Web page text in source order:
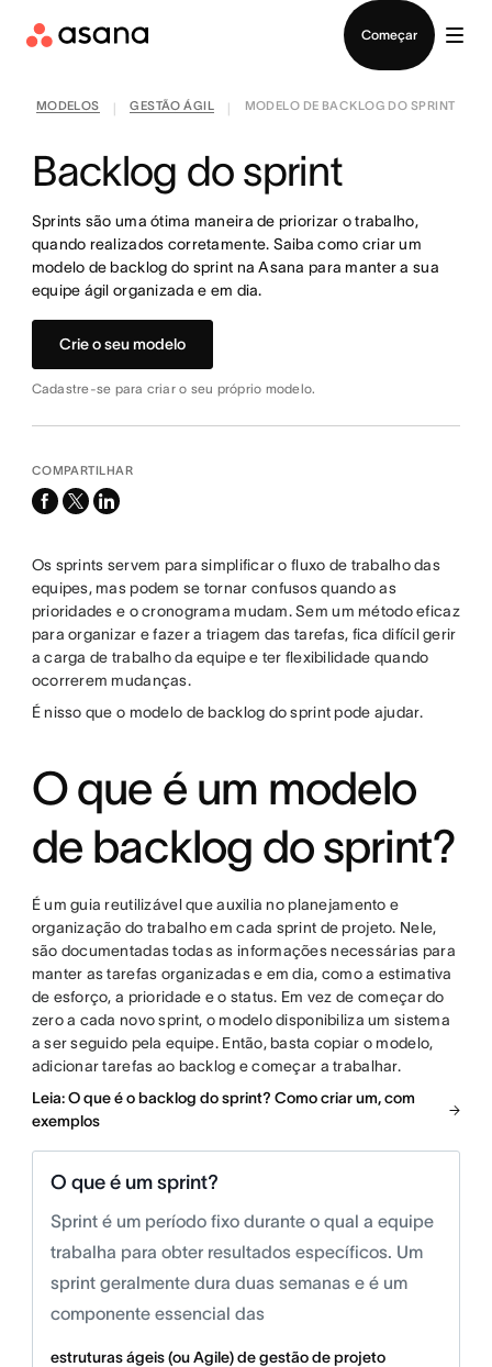
Começar
MODELOS GESTÃO ÁGIL MODELO DE BACKLOG DO SPRINT
Backlog do sprint
Sprints são uma ótima maneira de priorizar o trabalho,
quando realizados corretamente. Saiba como criar um
modelo de backlog do sprint na Asana para manter a sua
equipe ágil organizada e em dia.
Crie o seu modelo
Cadastre-se para criar o seu próprio modelo.
COMPARTILHAR
facebook
x-
linkedin
Os sprints servem para simplificar o fluxo de trabalho das
equipes, mas podem se tornar confusos quando as
prioridades e o cronograma mudam. Sem um método eficaz
para organizar e fazer a triagem das tarefas, fica difícil gerir
a carga de trabalho da equipe e ter flexibilidade quando
ocorrerem mudanças.
É nisso que o modelo de backlog do sprint pode ajudar.
O que é um modelo
de backlog do sprint?
É um guia reutilizável que auxilia no planejamento e
organização do trabalho em cada sprint de projeto. Nele,
são documentadas todas as informações necessárias para
manter as tarefas organizadas e em dia, como a estimativa
de esforço, a prioridade e o status. Em vez de começar do
zero a cada novo sprint, o modelo disponibiliza um sistema
a ser seguido pela equipe. Então, basta copiar o modelo,
adicionar tarefas ao backlog e começar a trabalhar.
Leia: O que é o backlog do sprint? Como criar um, com
exemplos
O que é um sprint?
Sprint é um período fixo durante o qual a equipe
trabalha para obter resultados específicos. Um
sprint geralmente dura duas semanas e é um
componente essencial das
estruturas ágeis (ou Agile) de gestão de projeto